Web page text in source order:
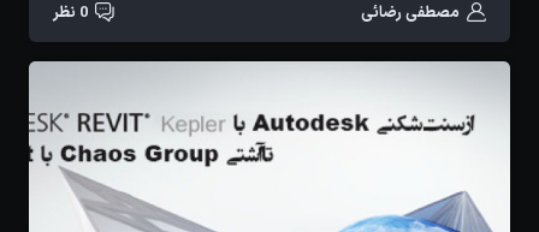
مصطفی رضائی 0 نظر